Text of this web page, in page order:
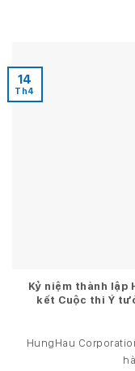
Kỷ niệm thành lập
kết Cuộc thi Ý
HungHau
14
Th4